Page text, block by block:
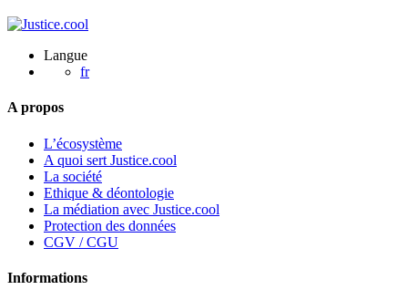
Langue
fr
A propos
L’écosystème
A quoi sert Justice.cool
La société
Ethique & déontologie
La médiation avec Justice.cool
Protection des données
CGV / CGU
Informations